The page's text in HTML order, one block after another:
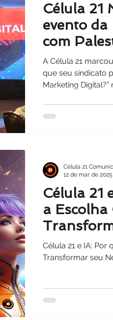
Célula 21
evento da
com
sindicato
de
Digital?”
A Célula 21
que seu sindicato
Marketing
Célula 21
a
Célula 21 e IA: Por
Transformar seu
Célula 21
12 de mar. de 2025